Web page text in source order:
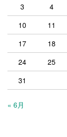
3
4
10
11
17
18
24
25
31
« 6月